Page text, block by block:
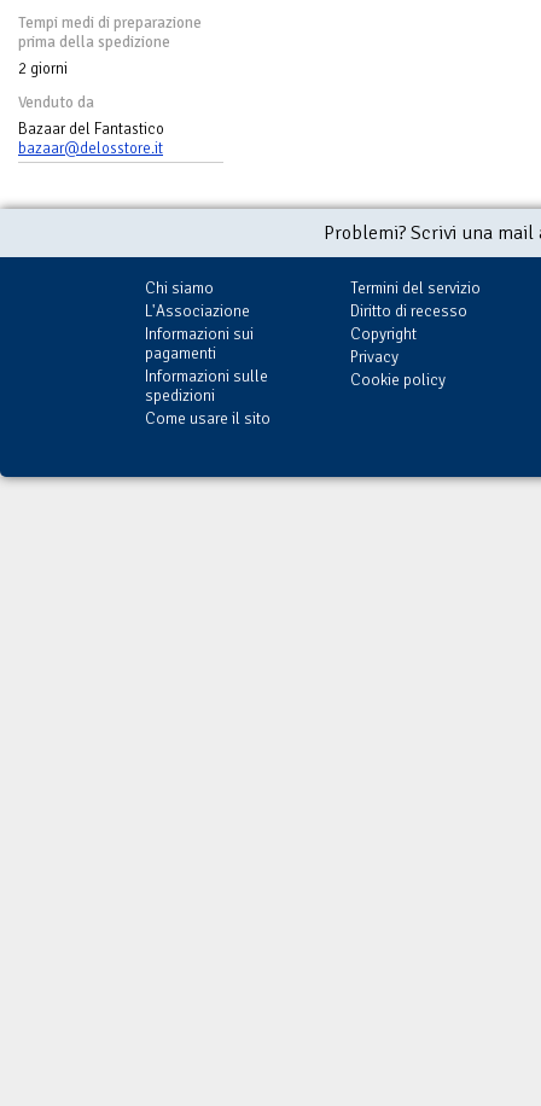
Tempi medi di preparazione
prima della spedizione
2 giorni
Venduto da
Bazaar del Fantastico
bazaar@delosstore.it
Problemi? Scrivi una
Chi siamo
L'Associazione
Informazioni sui
pagamenti
Informazioni sulle
spedizioni
Come usare il sito
Termini del servizio
Diritto di recesso
Copyright
Privacy
Cookie policy